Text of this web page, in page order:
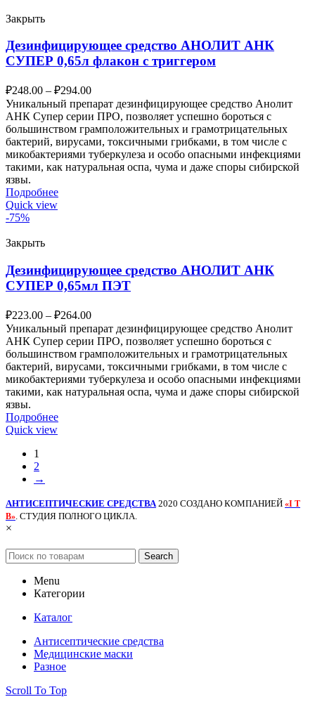
Закрыть
Дезинфицирующее средство АНОЛИТ АНК
СУПЕР 0,65л флакон с триггером
₽248.00 – ₽294.00
Уникальный препарат дезинфицирующее средство Анолит
АНК Супер серии ПРО, позволяет успешно бороться с
большинством грамположительных и грамотрицательных
бактерий, вирусами, токсичными грибками, в том числе с
микобактериями туберкулеза и особо опасными инфекциями
такими, как натуральная оспа, чума и даже споры сибирской
язвы.
Подробнее
Quick view
-75%
Закрыть
Дезинфицирующее средство АНОЛИТ АНК
СУПЕР 0,65мл ПЭТ
₽223.00 – ₽264.00
Уникальный препарат дезинфицирующее средство Анолит
АНК Супер серии ПРО, позволяет успешно бороться с
большинством грамположительных и грамотрицательных
бактерий, вирусами, токсичными грибками, в том числе с
микобактериями туберкулеза и особо опасными инфекциями
такими, как натуральная оспа, чума и даже споры сибирской
язвы.
Подробнее
Quick view
1
2
→
АНТИСЕПТИЧЕСКИЕ СРЕДСТВА 2020 СОЗДАНО КОМПАНИЕЙ «I T
B» . СТУДИЯ ПОЛНОГО ЦИКЛА.
×
Search
Menu
Категории
Каталог
Антисептические средства
Медицинские маски
Разное
Scroll To Top